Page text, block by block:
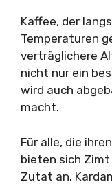
Kaffee, der
Temperaturen
verträglichere
nicht nur ein
wird auch
macht.
Für alle, die
bieten sich
Zutat an.